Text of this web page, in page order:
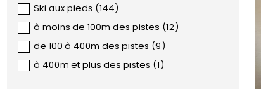
Ski aux pieds (144)
à moins de 100m des pistes (12)
de 100 à 400m des pistes (9)
à 400m et plus des pistes (1)